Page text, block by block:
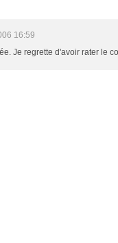
16:59
Je regrette d'avoir rater le